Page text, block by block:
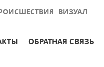
ВИЗУАЛ
ОБРАТНАЯ СВЯЗЬ